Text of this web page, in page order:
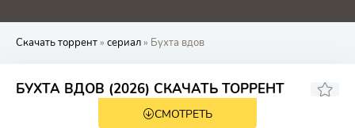
0 4.8 3 0
Скачать торрент» сериал» Бухта вдов
БУХТА ВДОВ (2026) СКАЧАТЬ ТОРРЕНТ
1 сезон 8 серия
7.722
СМОТРЕТЬ